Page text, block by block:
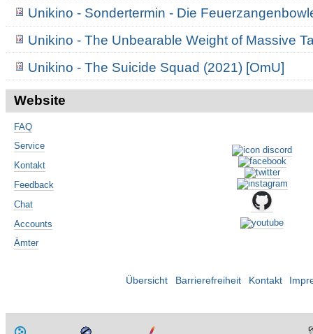
Unikino - Sondertermin - Die
Unikino - The Unbearable Weight of Massive
Unikino - The Suicide Squad (2021) [OmU]
Website
FAQ
Service
Kontakt
Feedback
Chat
Accounts
Ämter
Übersicht Barrierefreiheit Kontakt